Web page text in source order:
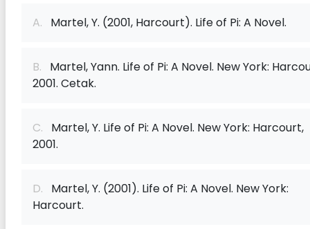
A. Martel, Y. (2001, Harcourt). Life of Pi: A Novel.
B. Martel, Yann. Life of Pi: A Novel. New York:
2001. Cetak.
C. Martel, Y. Life of Pi: A Novel. New York: Harcourt,
2001.
D. Martel, Y. (2001). Life of Pi: A Novel. New York:
Harcourt.